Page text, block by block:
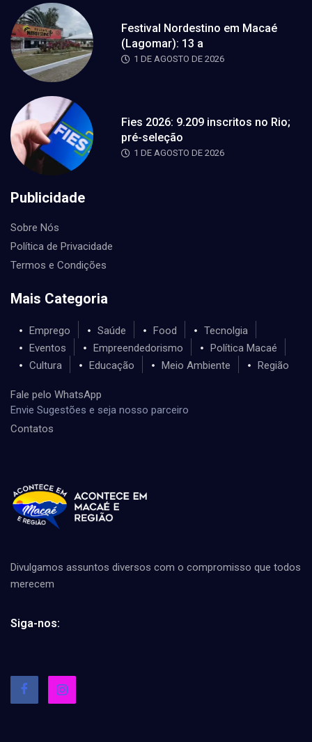
Festival Nordestino em Macaé
(Lagomar): 13 a
1 DE AGOSTO DE 2026
Fies 2026: 9.209 inscritos no Rio;
pré-seleção
1 DE AGOSTO DE 2026
Publicidade
Sobre Nós
Política de Privacidade
Termos e Condições
Mais Categoria
Emprego Saúde Food
Tecnolgia
Eventos
Empreendedorismo
Política Macaé
Cultura
Educação Meio Ambiente Região
Fale pelo WhatsApp
Envie Sugestões e seja nosso parceiro
Contatos
Divulgamos assuntos diversos com o compromisso que todos
merecem
Siga-nos: